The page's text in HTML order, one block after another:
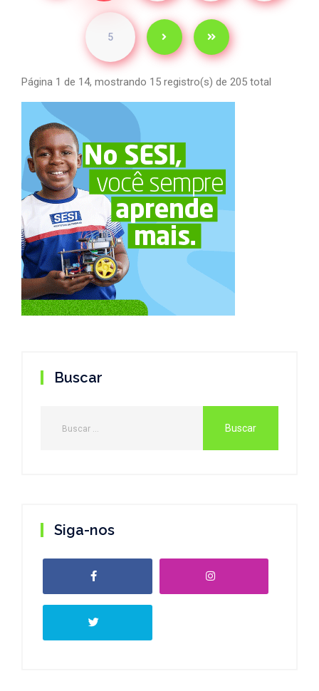
5
Página 1 de 14, mostrando 15 registro(s) de 205 total
Buscar
Siga-nos